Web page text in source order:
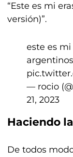
“Este es mi
versión)”.
este es
— rocio
21, 2023
Haciendo
De todos